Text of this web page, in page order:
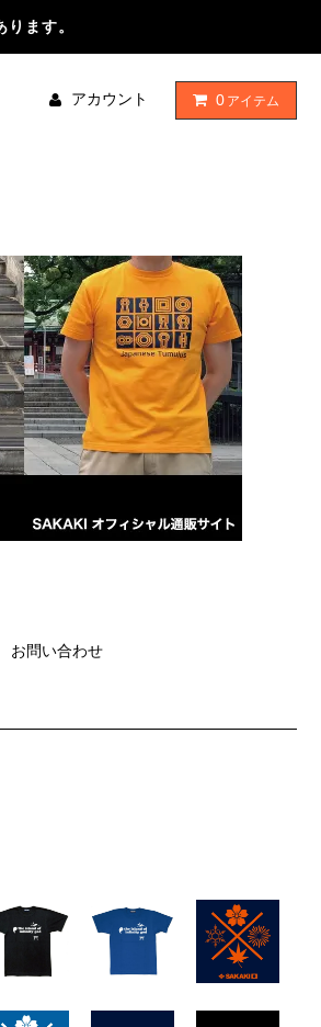
ます。
アカウント 0 アイテム
お問い合わせ